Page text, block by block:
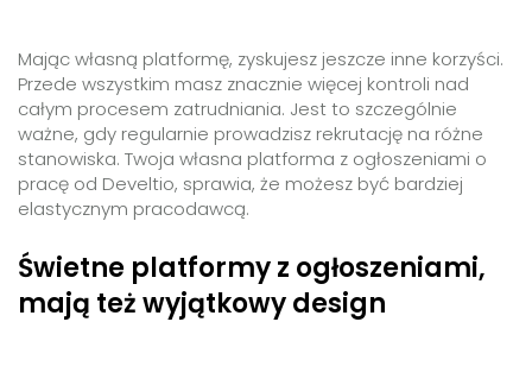
Mając własną platformę, zyskujesz jeszcze inne korzyści.
Przede wszystkim masz znacznie więcej kontroli nad
całym procesem zatrudniania. Jest to szczególnie
ważne, gdy regularnie prowadzisz rekrutację na różne
stanowiska. Twoja własna platforma z ogłoszeniami o
pracę od Develtio, sprawia, że możesz być bardziej
elastycznym pracodawcą.
Świetne platformy z ogłoszeniami,
mają też wyjątkowy design